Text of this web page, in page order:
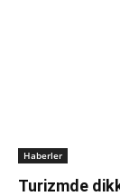
Haberler
Turizmde